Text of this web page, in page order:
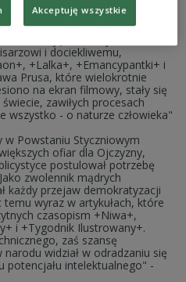
Prusa Senat RP pragnie
i dociekliwemu,
+Lalka+, +Emancypantki+ i
Prusa, które wielokrotnie
na ekran filmowy, stały się
zawiłych procesach
wszystko - o naturze człowieka"
w Powstaniu Styczniowym
ofiar dla Ojczyzny,
postulował potrzebę
zwolennik mądrych
każdy przejaw demokratyzacji
wyraz w artykułach, które
czasopism +Niwa+,
i +Tygodnik Ilustrowany+.
zaś szansę
widział w odradzaniu się
potencjału intelektualnego" -
Akceptuję wszystkie